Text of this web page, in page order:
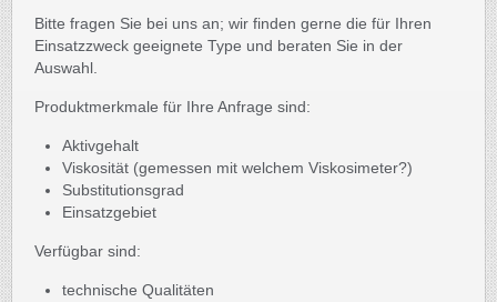
Bitte fragen Sie bei uns an; wir finden gerne die für Ihren
Einsatzzweck geeignete Type und beraten Sie in der
Auswahl.
Produktmerkmale für Ihre Anfrage sind:
Aktivgehalt
Viskosität (gemessen mit welchem Viskosimeter?)
Substitutionsgrad
Einsatzgebiet
Verfügbar sind:
technische Qualitäten